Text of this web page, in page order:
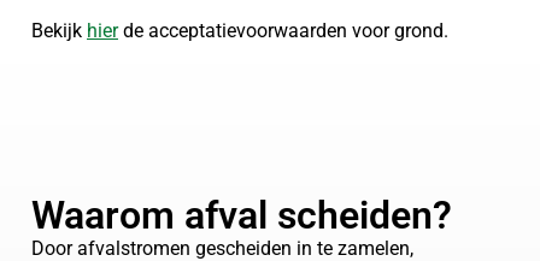
Bekijk hierde acceptatievoorwaarden voor grond.
Waarom afval scheiden?
Door afvalstromen gescheiden in te zamelen,